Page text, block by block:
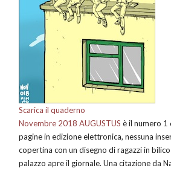
Scarica il quaderno
Novembre 2018 AUGUSTUSè il numero 1
pagine in edizione elettronica, nessuna
copertina con un disegno di ragazzi in
palazzo apre il giornale. Una citazione da